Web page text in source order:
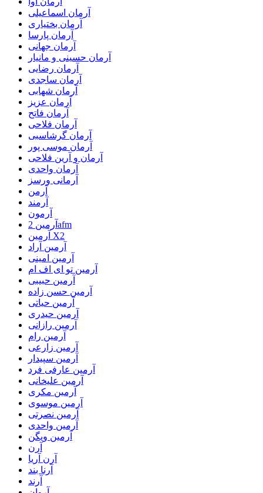
آرمان اسماعیلی
آرمان بختیاری
آرمان پارسا
آرمان جهانی
آرمان حسینی و مانیار
آرمان رضایی
آرمان ساجدی
آرمان شهابی
آرمان عزیز
آرمان فاتح
آرمان فلاحی
آرمان گرشاسبی
آرمان موسی پور
آرمان و آرین فلاحی
آرمان واحدی
آرمانی ورسز
آرمن
آرمند
آرمون
آرمین 2afm
آرمین X2
آرمین آراد
آرمین امینی
آرمین تو ای اف ام
آرمین حبیبی
آرمین حسن زاده
آرمین حیاتی
آرمین حیدری
آرمین رازانی
آرمین رام
آرمین زارعی
آرمین سپیدار
آرمین عارفی فرد
آرمین علیخانی
آرمین مکری
آرمین موسوی
آرمین نصرتی
آرمین واحدی
آرمین ویگن
آرن
آرن آریا
آرنا بند
آرند